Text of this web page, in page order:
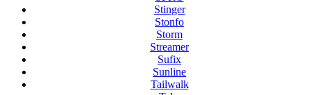
Stinger
Stonfo
Storm
Streamer
Sufix
Sunline
Tailwalk